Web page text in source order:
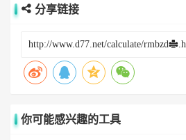
分享链接
你可能感兴趣的工具